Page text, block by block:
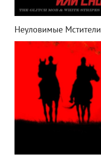
Неуловимые Мстители